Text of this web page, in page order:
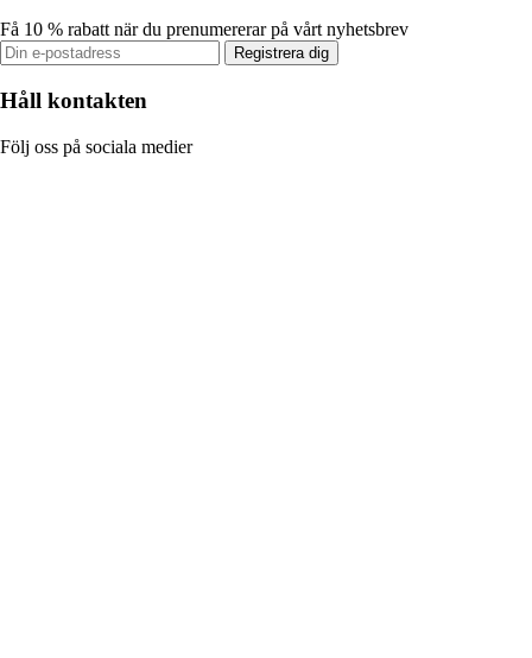
Få 10 % rabatt när du prenumererar på vårt nyhetsbrev
Registrera dig
Håll kontakten
Följ oss på sociala medier